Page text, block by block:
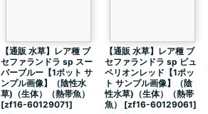
【通販 水草】レア種 ブ
セファランドラ sp スー
パーブルー【1ポット サ
ンプル画像】（陰性水
草)（生体）（熱帯魚）
[zf16-60129071]
【通販 水草】レア種 ブ
セファランドラ sp ピュ
ペリオンレッド【1ポッ
ト サンプル画像】（陰
性水草)（生体）（熱帯
魚）
[zf16-60129061]